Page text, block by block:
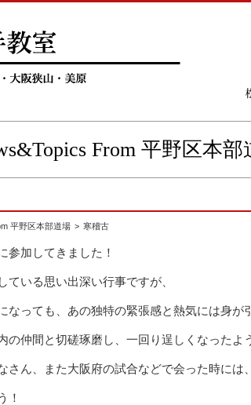
From 平野区本部
平野区本部道場 寒稽古
参加してきました！
いる思い出深い行事ですが、
なっても、あの独特の緊張感と熱気には身が
の仲間と切磋琢磨し、一回り逞しくなったよ
さん、また大阪府の試合などで会った時には、
！